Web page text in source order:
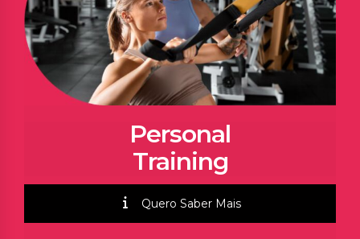
Personal
Training
Quero Saber Mais